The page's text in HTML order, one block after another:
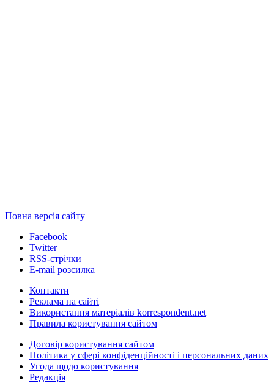
Повна версія сайту
Facebook
Twitter
RSS-стрічки
E-mail розсилка
Контакти
Реклама на сайті
Використання матеріалів korrespondent.net
Правила користування сайтом
Договір користування сайтом
Політика у сфері конфіденційності і персональних даних
Угода щодо користування
Редакція